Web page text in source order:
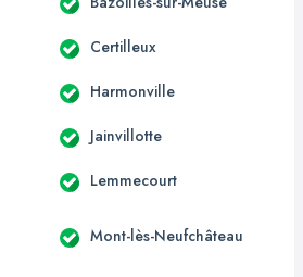
Certilleux
Harmonville
Jainvillotte
Lemmecourt
Mont-lès-Neufchâteau